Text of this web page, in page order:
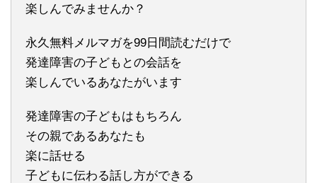
楽しんでみませんか？
永久無料メルマガを99日間読むだけで
発達障害の子どもとの会話を
楽しんでいるあなたがいます
発達障害の子どもはもちろん
その親であるあなたも
楽に話せる
子どもに伝わる話し方ができる